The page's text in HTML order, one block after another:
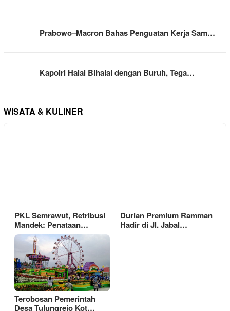
Prabowo–Macron Bahas Penguatan Kerja Sam…
Kapolri Halal Bihalal dengan Buruh, Tega…
WISATA & KULINER
PKL Semrawut, Retribusi
Mandek: Penataan…
Durian Premium Ramman
Hadir di Jl. Jabal…
Terobosan Pemerintah
Desa Tulungrejo Kot…